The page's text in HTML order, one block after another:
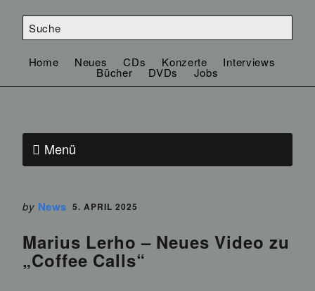
Home Neues CDs Konzerte Interviews
Bücher DVDs Jobs
Menü
by News 5. APRIL 2025
Marius Lerho – Neues Video zu
„Coffee Calls“